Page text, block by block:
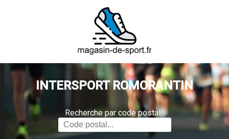
INTERSPORT ROMORANTIN
Recherche par code postal :